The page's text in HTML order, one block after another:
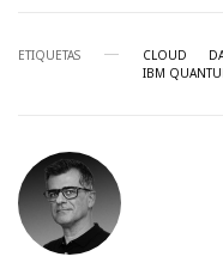
ETIQUETAS CLOUD
IBM